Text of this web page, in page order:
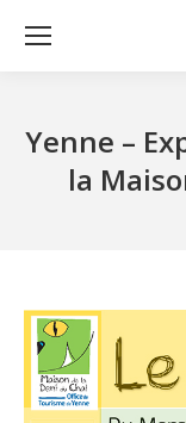
Yenne –
la